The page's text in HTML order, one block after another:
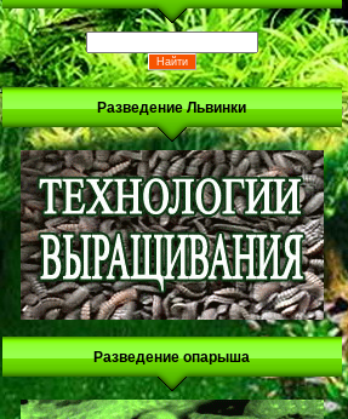
Разведение Львинки
Разведение опарыша